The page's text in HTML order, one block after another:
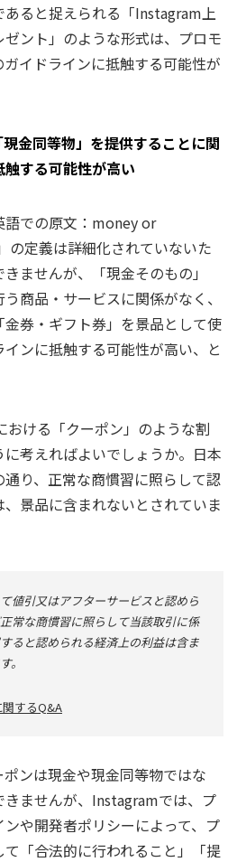
ると捉えられる「Instagram上
ント」のような形式は、プロモ
イドラインに抵触する可能性が
金同等物」を提供することに関
する可能性が高い
語での原文：money or
の定義は詳細化されていないた
ませんが、「現金そのもの」
商品・サービスに関係がなく、
券・ギフト券」を景品として使
ンに抵触する可能性が高い、と
おける「クーポン」のような割
考えればよいでしょうか。日本
り、正常な商慣習に照らして認
景品に含まれないとされていま
値引又はアフターサービスと認めら
常な商慣習に照らして当該取引に係
ると認められる経済上の利益は含ま
。
するQ&A
ンは現金や現金同等物ではな
きませんが、Instagramでは、プ
や開発者ポリシーによって、プ
「合法的に行われること」「提